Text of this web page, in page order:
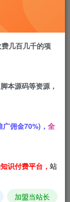
模态应用及
付、Agent协
几百几千的项
本源码等资源，
佣金70%)， 全
识付费平台， 站
加盟当站长